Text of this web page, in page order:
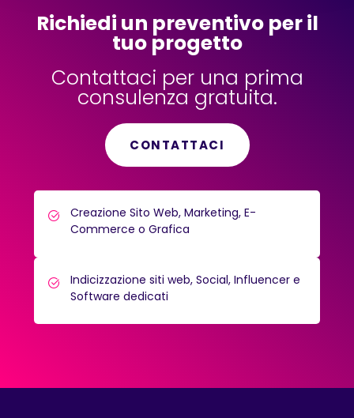
Richiedi un preventivo per il
tuo progetto
Contattaci per una prima
consulenza gratuita.
CONTATTACI
Creazione Sito Web, Marketing, E-
Commerce o Grafica
Indicizzazione siti web, Social, Influencer e
Software dedicati